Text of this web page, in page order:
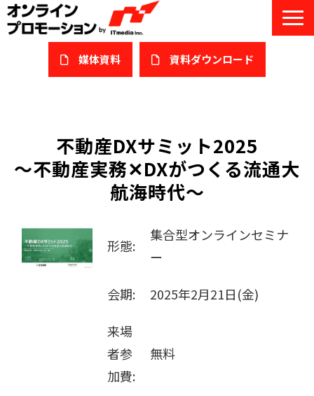
媒体資料 ​資料ダウンロード
私たちについて
サービスガイド/お役立ち資料
課題/ターゲット別で探す
オンライン展示会/協賛ウェビナー
セミナー情報/ブログ
販売パートナー募集
不動産DXサミット2025
〜不動産実務✕DXがつくる流通大
航海時代〜
形態:
集合型オンラインセミナ
ー
会期: 2025年2月21日(金)
来場
者参
加費:
無料